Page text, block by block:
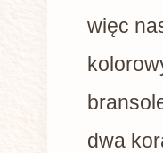
więc
dwa